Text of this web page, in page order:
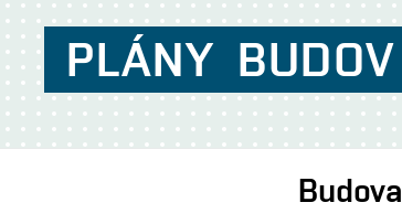
PLÁNY BUDOV
Budova